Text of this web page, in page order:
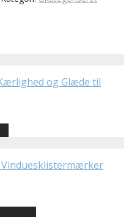
og Glæde til